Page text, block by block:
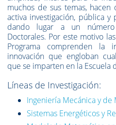
muchos de sus temas,
activa investigación, pública
dando lugar a un
Doctorales. Por este motivo
Programa comprenden la
innovación que engloban
que se imparten en la Escuela
Líneas de Investigación:
Ingeniería Mecánica y de
Sistemas Energéticos y